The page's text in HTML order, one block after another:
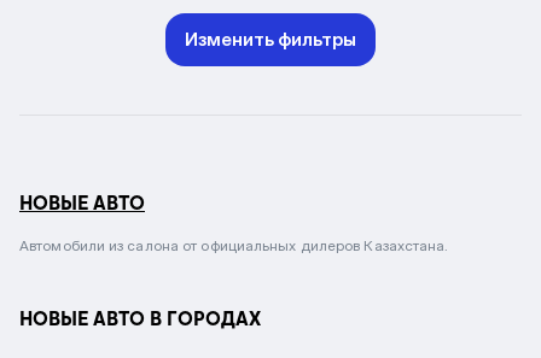
Изменить фильтры
НОВЫЕ АВТО
Автомобили из салона от официальных дилеров Казахстана.
НОВЫЕ АВТО В ГОРОДАХ